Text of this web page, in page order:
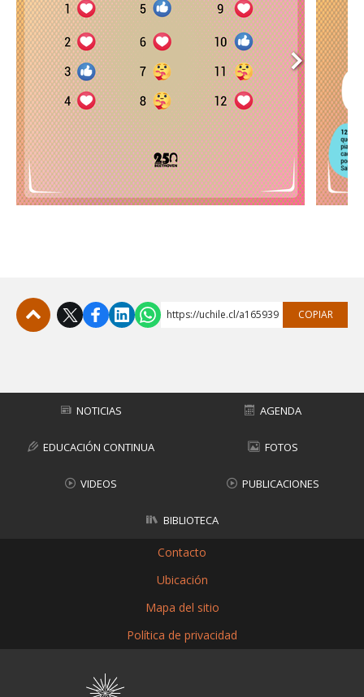
https://uchile.cl/a165939 COPIAR
NOTICIAS AGENDA
EDUCACIÓN CONTINUA FOTOS
VIDEOS PUBLICACIONES
BIBLIOTECA
Contacto
Ubicación
Mapa del sitio
Política de privacidad